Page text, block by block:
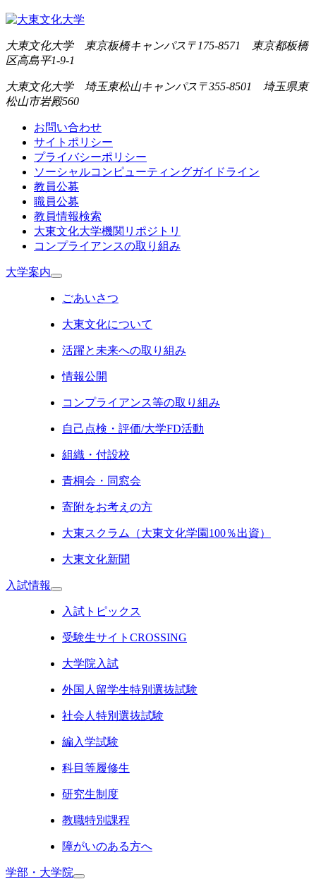
大東文化大学 東京板橋キャンパス 〒175-8571 東京都板橋
区高島平1-9-1
大東文化大学 埼玉東松山キャンパス 〒355-8501 埼玉県東
松山市岩殿560
お問い合わせ
サイトポリシー
プライバシーポリシー
ソーシャルコンピューティングガイドライン
教員公募
職員公募
教員情報検索
大東文化大学機関リポジトリ
コンプライアンスの取り組み
大学案内
ごあいさつ
大東文化について
活躍と未来への取り組み
情報公開
コンプライアンス等の取り組み
自己点検・評価/大学FD活動
組織・付設校
青桐会・同窓会
寄附をお考えの方
大東スクラム（大東文化学園100％出資）
大東文化新聞
入試情報
入試トピックス
受験生サイトCROSSING
大学院入試
外国人留学生特別選抜試験
社会人特別選抜試験
編入学試験
科目等履修生
研究生制度
教職特別課程
障がいのある方へ
学部・大学院